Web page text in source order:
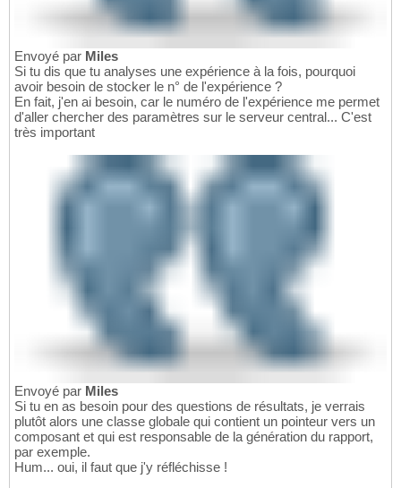
Envoyé par Miles
Si tu dis que tu analyses une expérience à la fois, pourquoi
avoir besoin de stocker le n° de l'expérience ?
En fait, j'en ai besoin, car le numéro de l'expérience me permet
d'aller chercher des paramètres sur le serveur central... C'est
très important
Envoyé par Miles
Si tu en as besoin pour des questions de résultats, je verrais
plutôt alors une classe globale qui contient un pointeur vers un
composant et qui est responsable de la génération du rapport,
par exemple.
Hum... oui, il faut que j'y réfléchisse !